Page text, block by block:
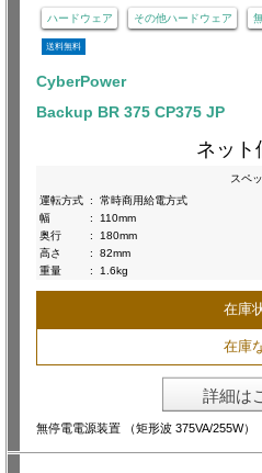
ハードウェア その他ハードウェア
送料無料
CyberPower
Backup BR 375 CP375 JP
ネット
スペ
運転方式 :
常時商用給電方式
幅
:
110mm
奥行
:
180mm
高さ
:
82mm
重量
: 1.6kg
在庫
在庫
詳細は
無停電電源装置 （矩形波 375VA/255W）